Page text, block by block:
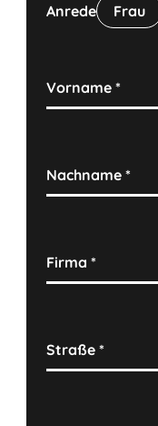
Anrede Frau
Vorname*
Nachname*
Firma*
Straße*